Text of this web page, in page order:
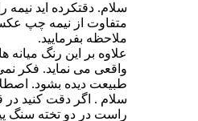
سلام. دقتکرده اید
متفاوت از نیمه چپ
ملاحظه بفرمایید.
علاوه بر این رنگ میانه
واقعی می نماید. فکر
طبیعت دیده بشود.
سلام . اگر دقت کنید
راست در دو تخته سنگ